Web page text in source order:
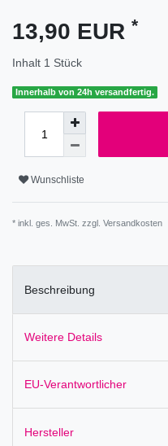
13,90 EUR *
Inhalt 1 Stück
Innerhalb von 24h versandfertig.
Wunschliste
* inkl. ges. MwSt. zzgl. Versandkosten
Beschreibung
Weitere Details
EU-Verantwortlicher
Hersteller